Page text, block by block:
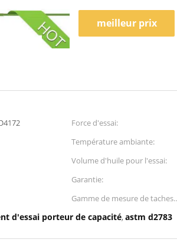
meilleur prix
Force d'essai:
Température ambiante:
Volume d'huile pour l'essai:
Garantie:
Gamme de mesure de taches
d'usage:
d'essai porteur de capacité, astm d2783